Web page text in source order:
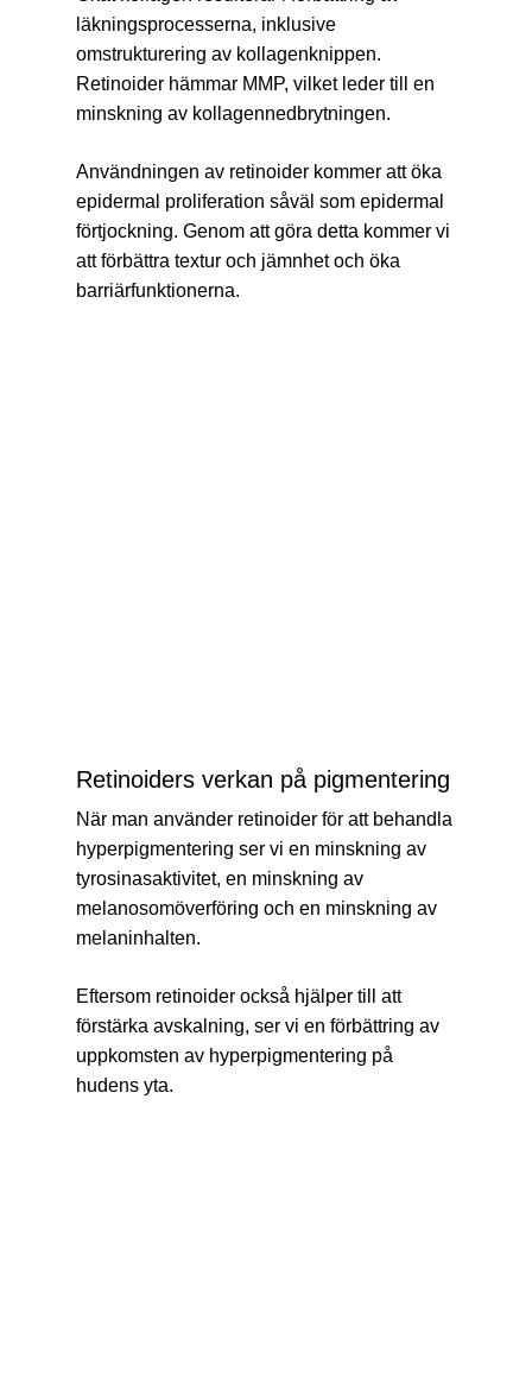
läkningsprocesserna, inklusive
omstrukturering av kollagenknippen.
Retinoider hämmar MMP, vilket leder till en
minskning av kollagennedbrytningen.
Användningen av retinoider kommer att öka
epidermal proliferation såväl som epidermal
förtjockning. Genom att göra detta kommer vi
att förbättra textur och jämnhet och öka
barriärfunktionerna.
Retinoiders verkan på pigmentering
När man använder retinoider för att behandla
hyperpigmentering ser vi en minskning av
tyrosinasaktivitet, en minskning av
melanosomöverföring och en minskning av
melaninhalten.
Eftersom retinoider också hjälper till att
förstärka avskalning, ser vi en förbättring av
uppkomsten av hyperpigmentering på
hudens yta.